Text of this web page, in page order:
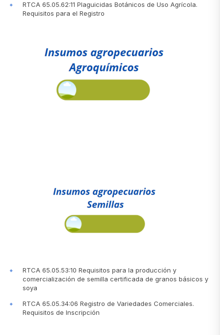
RTCA 65.05.62:11 Plaguicidas Botánicos de Uso Agrícola.
Requisitos para el Registro
RTCA 65.05.53:10 Requisitos para la producción y
comercialización de semilla certificada de granos básicos y
soya
RTCA 65.05.34:06 Registro de Variedades Comerciales.
Requisitos de Inscripción